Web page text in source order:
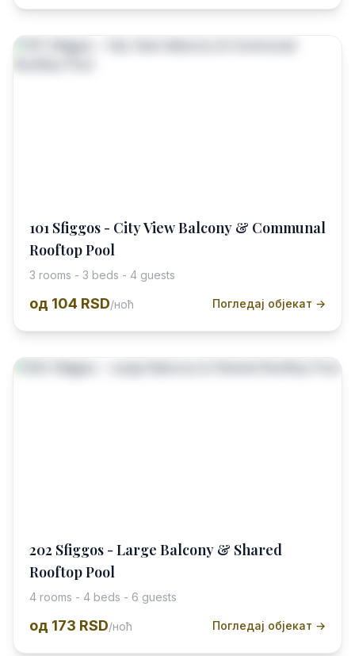
101 Sfiggos - City View Balcony & Communal
Rooftop Pool
3 rooms - 3 beds - 4 guests
од 104 RSD/ноћ Погледај објекат →
202 Sfiggos - Large Balcony & Shared
Rooftop Pool
4 rooms - 4 beds - 6 guests
од 173 RSD/ноћ Погледај објекат →